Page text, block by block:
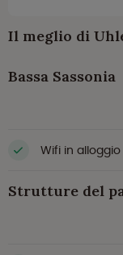
Il meglio di
Bassa Sassonia
Wifi in
Strutture del